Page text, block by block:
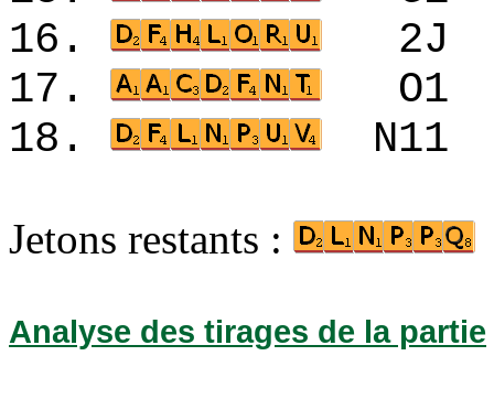
16.
17.
18.
Jetons restants :
Analyse des tirages de la partie